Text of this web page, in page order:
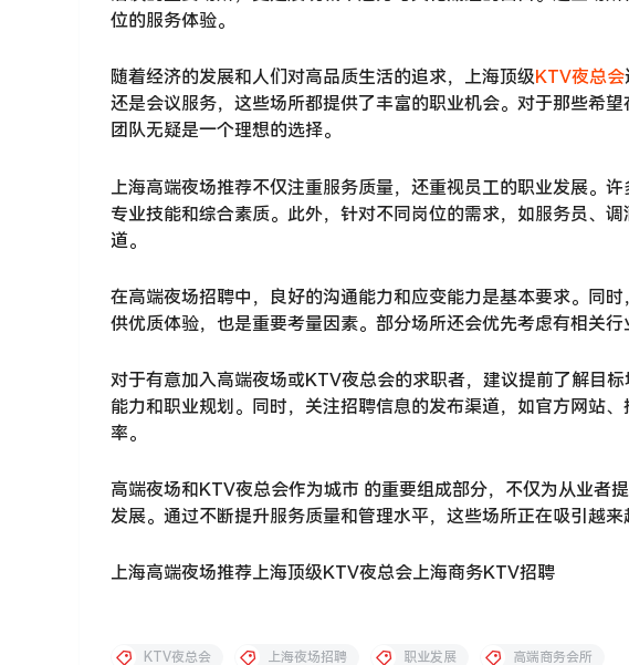
位的服务体验。
随着经济的发展和人们对高品质生活的追求，上海顶级KTV夜总会
还是会议服务，这些场所都提供了丰富的职业机会。对于那些希
团队无疑是一个理想的选择。
上海高端夜场推荐不仅注重服务质量，还重视员工的职业发展。
专业技能和综合素质。此外，针对不同岗位的需求，如服务员、
道。
在高端夜场招聘中，良好的沟通能力和应变能力是基本要求。同
供优质体验，也是重要考量因素。部分场所还会优先考虑有相关行
对于有意加入高端夜场或KTV夜总会的求职者，建议提前了解目
能力和职业规划。同时，关注招聘信息的发布渠道，如官方网站
率。
高端夜场和KTV夜总会作为城市 的重要组成部分，不仅为从业者
发展。通过不断提升服务质量和管理水平，这些场所正在吸引越来
上海高端夜场推荐上海顶级KTV夜总会上海商务KTV招聘
KTV夜总会 上海夜场招聘 职业发展 高端商务会所